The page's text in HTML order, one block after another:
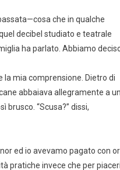
che in qualche
decibel studiato e teatrale
ha parlato. Abbiamo
la mia comprensione. Dietro di
abbaiava allegramente a un
“Scusa?” dissi,
ed io avevamo pagato con
pratiche invece che per piaceri